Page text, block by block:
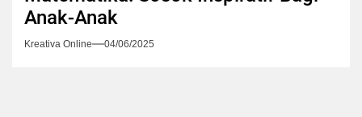
Anak-Anak
Kreativa Online 04/06/2025